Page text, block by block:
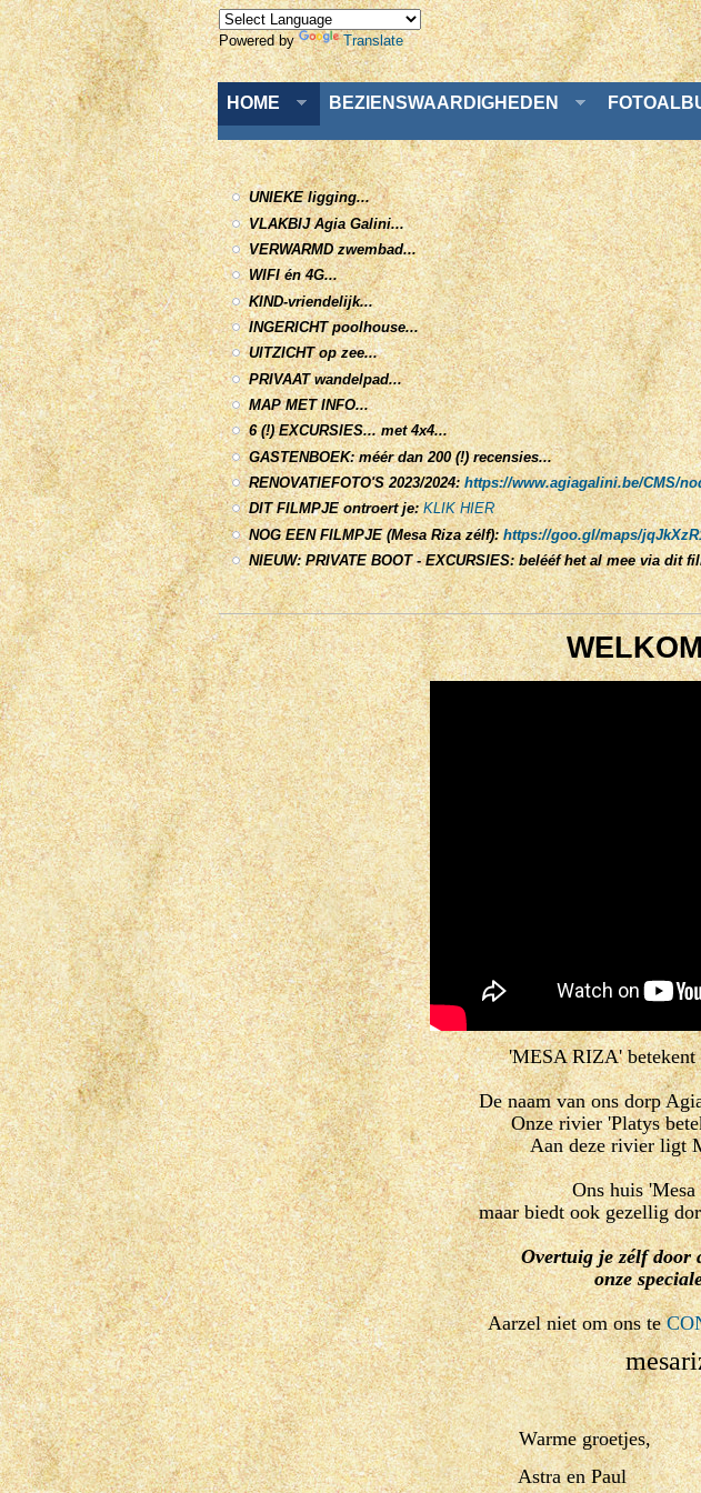
Powered by Translate
Menu
HOME BEZIENSWAARDIGHEDEN
UNIEKE ligging...
VLAKBIJ Agia Galini...
VERWARMD zwembad...
WIFI én 4G...
KIND-vriendelijk...
INGERICHT poolhouse...
UITZICHT op zee...
PRIVAAT wandelpad...
MAP MET INFO...
6 (!) EXCURSIES... met 4x4...
GASTENBOEK: méér dan 200 (!) recensies...
RENOVATIEFOTO'S 2023/2024:https://www.agiagalini.be/CMS/
DIT FILMPJE ontroert je:KLIK HIER
NOG EEN FILMPJE (Mesa Riza zélf):https://goo.gl/maps/
NIEUW: PRIVATE BOOT - EXCURSIES: belééf het al mee via dit
'MESA RIZA'
De naam van ons dorp
Onze rivier 'Platys
Aan deze rivier ligt
Ons huis 'Mesa
maar biedt ook gezellig
Overtuig je zélf door
onze
Aarzel niet om ons te
Warme groetjes,
Astra en Paul